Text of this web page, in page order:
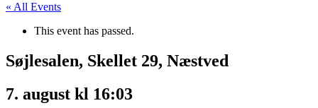
« All Events
This event has passed.
Søjlesalen, Skellet 29, Næstved
7. august kl 16:03